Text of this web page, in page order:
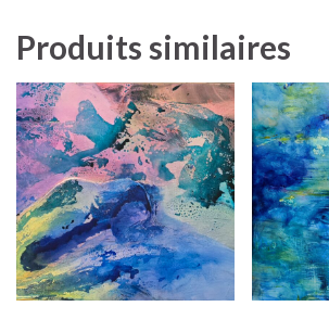
Produits similaires